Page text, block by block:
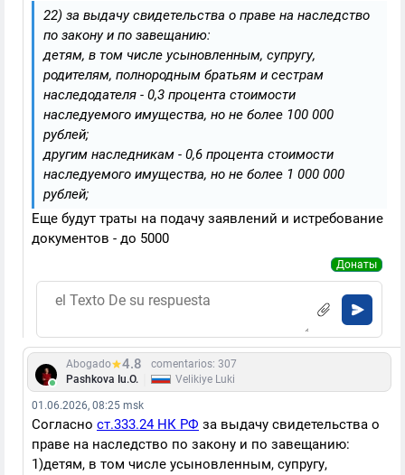
22) за выдачу свидетельства о праве на наследство
по закону и по завещанию:
детям, в том числе усыновленным, супругу,
родителям, полнородным братьям и сестрам
наследодателя - 0,3 процента стоимости
наследуемого имущества, но не более 100 000
рублей;
другим наследникам - 0,6 процента стоимости
наследуемого имущества, но не более 1 000 000
рублей;
Еще будут траты на подачу заявлений и истребование
документов - до 5000
Донаты
Abogado 4.8
comentarios: 307
Pashkova Iu.O.
Velikiye Luki
01.06.2026, 08:25 msk
Согласно ст.333.24 НК РФ за выдачу свидетельства о
праве на наследство по закону и по завещанию:
1)детям, в том числе усыновленным, супругу,